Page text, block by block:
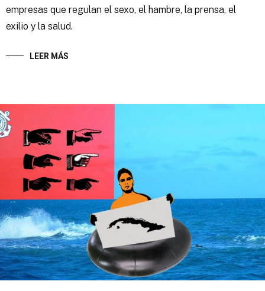
empresas que regulan el sexo, el hambre, la prensa, el
exilio y la salud.
LEER MÁS